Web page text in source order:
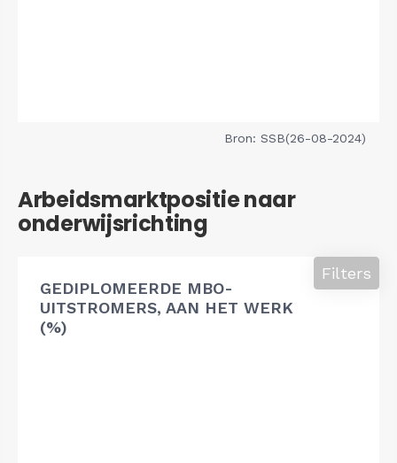
Bron: SSB(26-08-2024)
Arbeidsmarktpositie naar
onderwijsrichting
GEDIPLOMEERDE MBO-
UITSTROMERS, AAN HET WERK
(%)
Filters